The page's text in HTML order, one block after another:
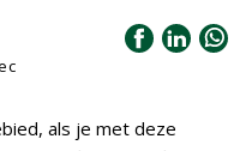
als je met deze